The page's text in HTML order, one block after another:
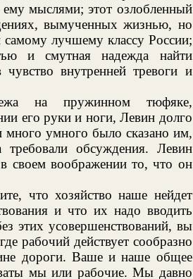
мыслями; этот озлобленный
вымученных жизнью, но
лучшему классу России;
и смутная надежда найти
внутренней тревоги и
на пружинном тюфяке,
его руки и ноги, Левин долго
много умного было сказано им,
обсуждения. Левин
своем воображении то, что он
что хозяйство наше нейдет
и что их надо вводить
этих усовершенствований, вы
рабочий действует сообразно
дороги. Ваше и наше общее
мы или рабочие. Мы давно